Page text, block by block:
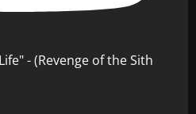
- (Revenge of the Sith